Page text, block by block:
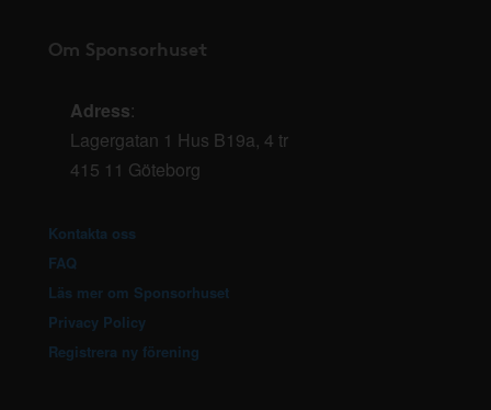
Om Sponsorhuset
Adress:
Lagergatan 1 Hus B19a, 4 tr
415 11 Göteborg
Kontakta oss
FAQ
Läs mer om Sponsorhuset
Privacy Policy
Registrera ny förening